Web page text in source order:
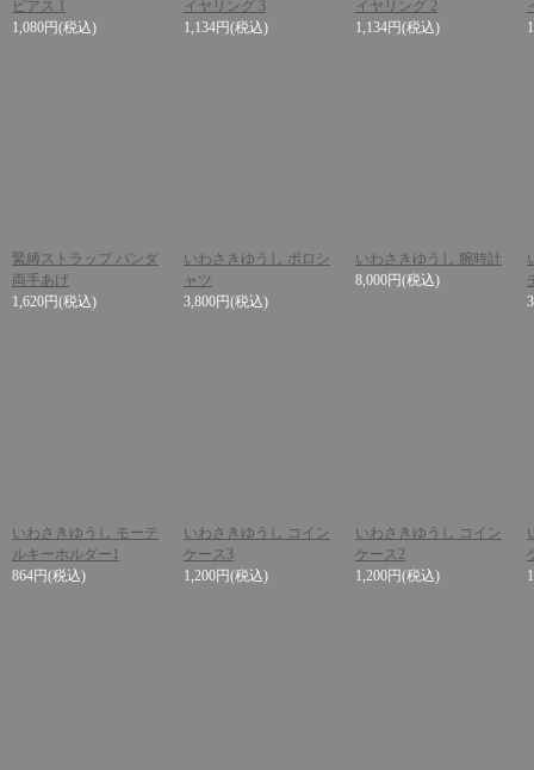
ピアス 1
1,080円(税込)
イヤリング 3
1,134円(税込)
イヤリング 2
1,134円(税込)
緊縛ストラップ パンダ
両手あげ
1,620円(税込)
いわさきゆうし ポロシ
ャツ
3,800円(税込)
いわさきゆうし 腕時計
8,000円(税込)
いわさきゆうし モーテ
ルキーホルダー1
864円(税込)
いわさきゆうし コイン
ケース3
1,200円(税込)
いわさきゆうし コイン
ケース2
1,200円(税込)